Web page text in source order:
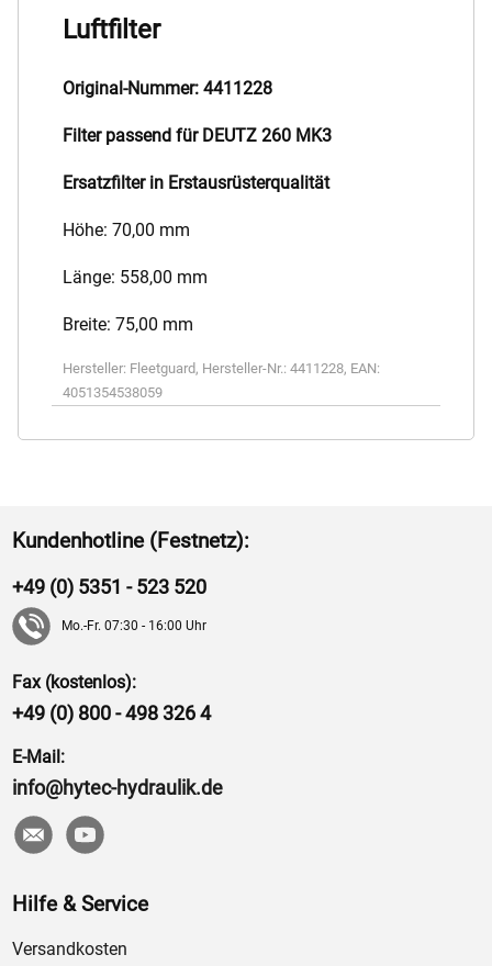
Luftfilter
Original-Nummer: 4411228
Filter passend für DEUTZ 260 MK3
Ersatzfilter in Erstausrüsterqualität
Höhe: 70,00 mm
Länge: 558,00 mm
Breite: 75,00 mm
Hersteller: Fleetguard , Hersteller-Nr.: 4411228, EAN:
4051354538059
Kundenhotline (Festnetz):
+49 (0) 5351 - 523 520
Mo.-Fr. 07:30 - 16:00 Uhr
Fax (kostenlos):
+49 (0) 800 - 498 326 4
E-Mail:
info@hytec-hydraulik.de
Hilfe & Service
Versandkosten